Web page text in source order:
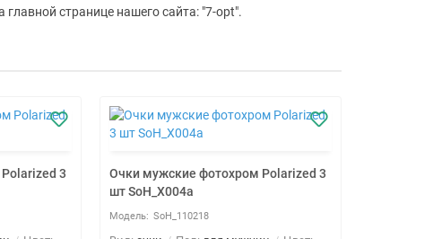
странице нашего сайта: "7-opt".
3
Очки мужские фотохром Polarized 3
шт SoH_X004a
SoH_110218